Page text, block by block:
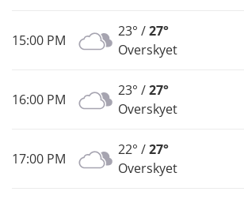
15:00 PM
23° /27°
Overskyet
16:00 PM
23° /27°
Overskyet
17:00 PM
22° /27°
Overskyet